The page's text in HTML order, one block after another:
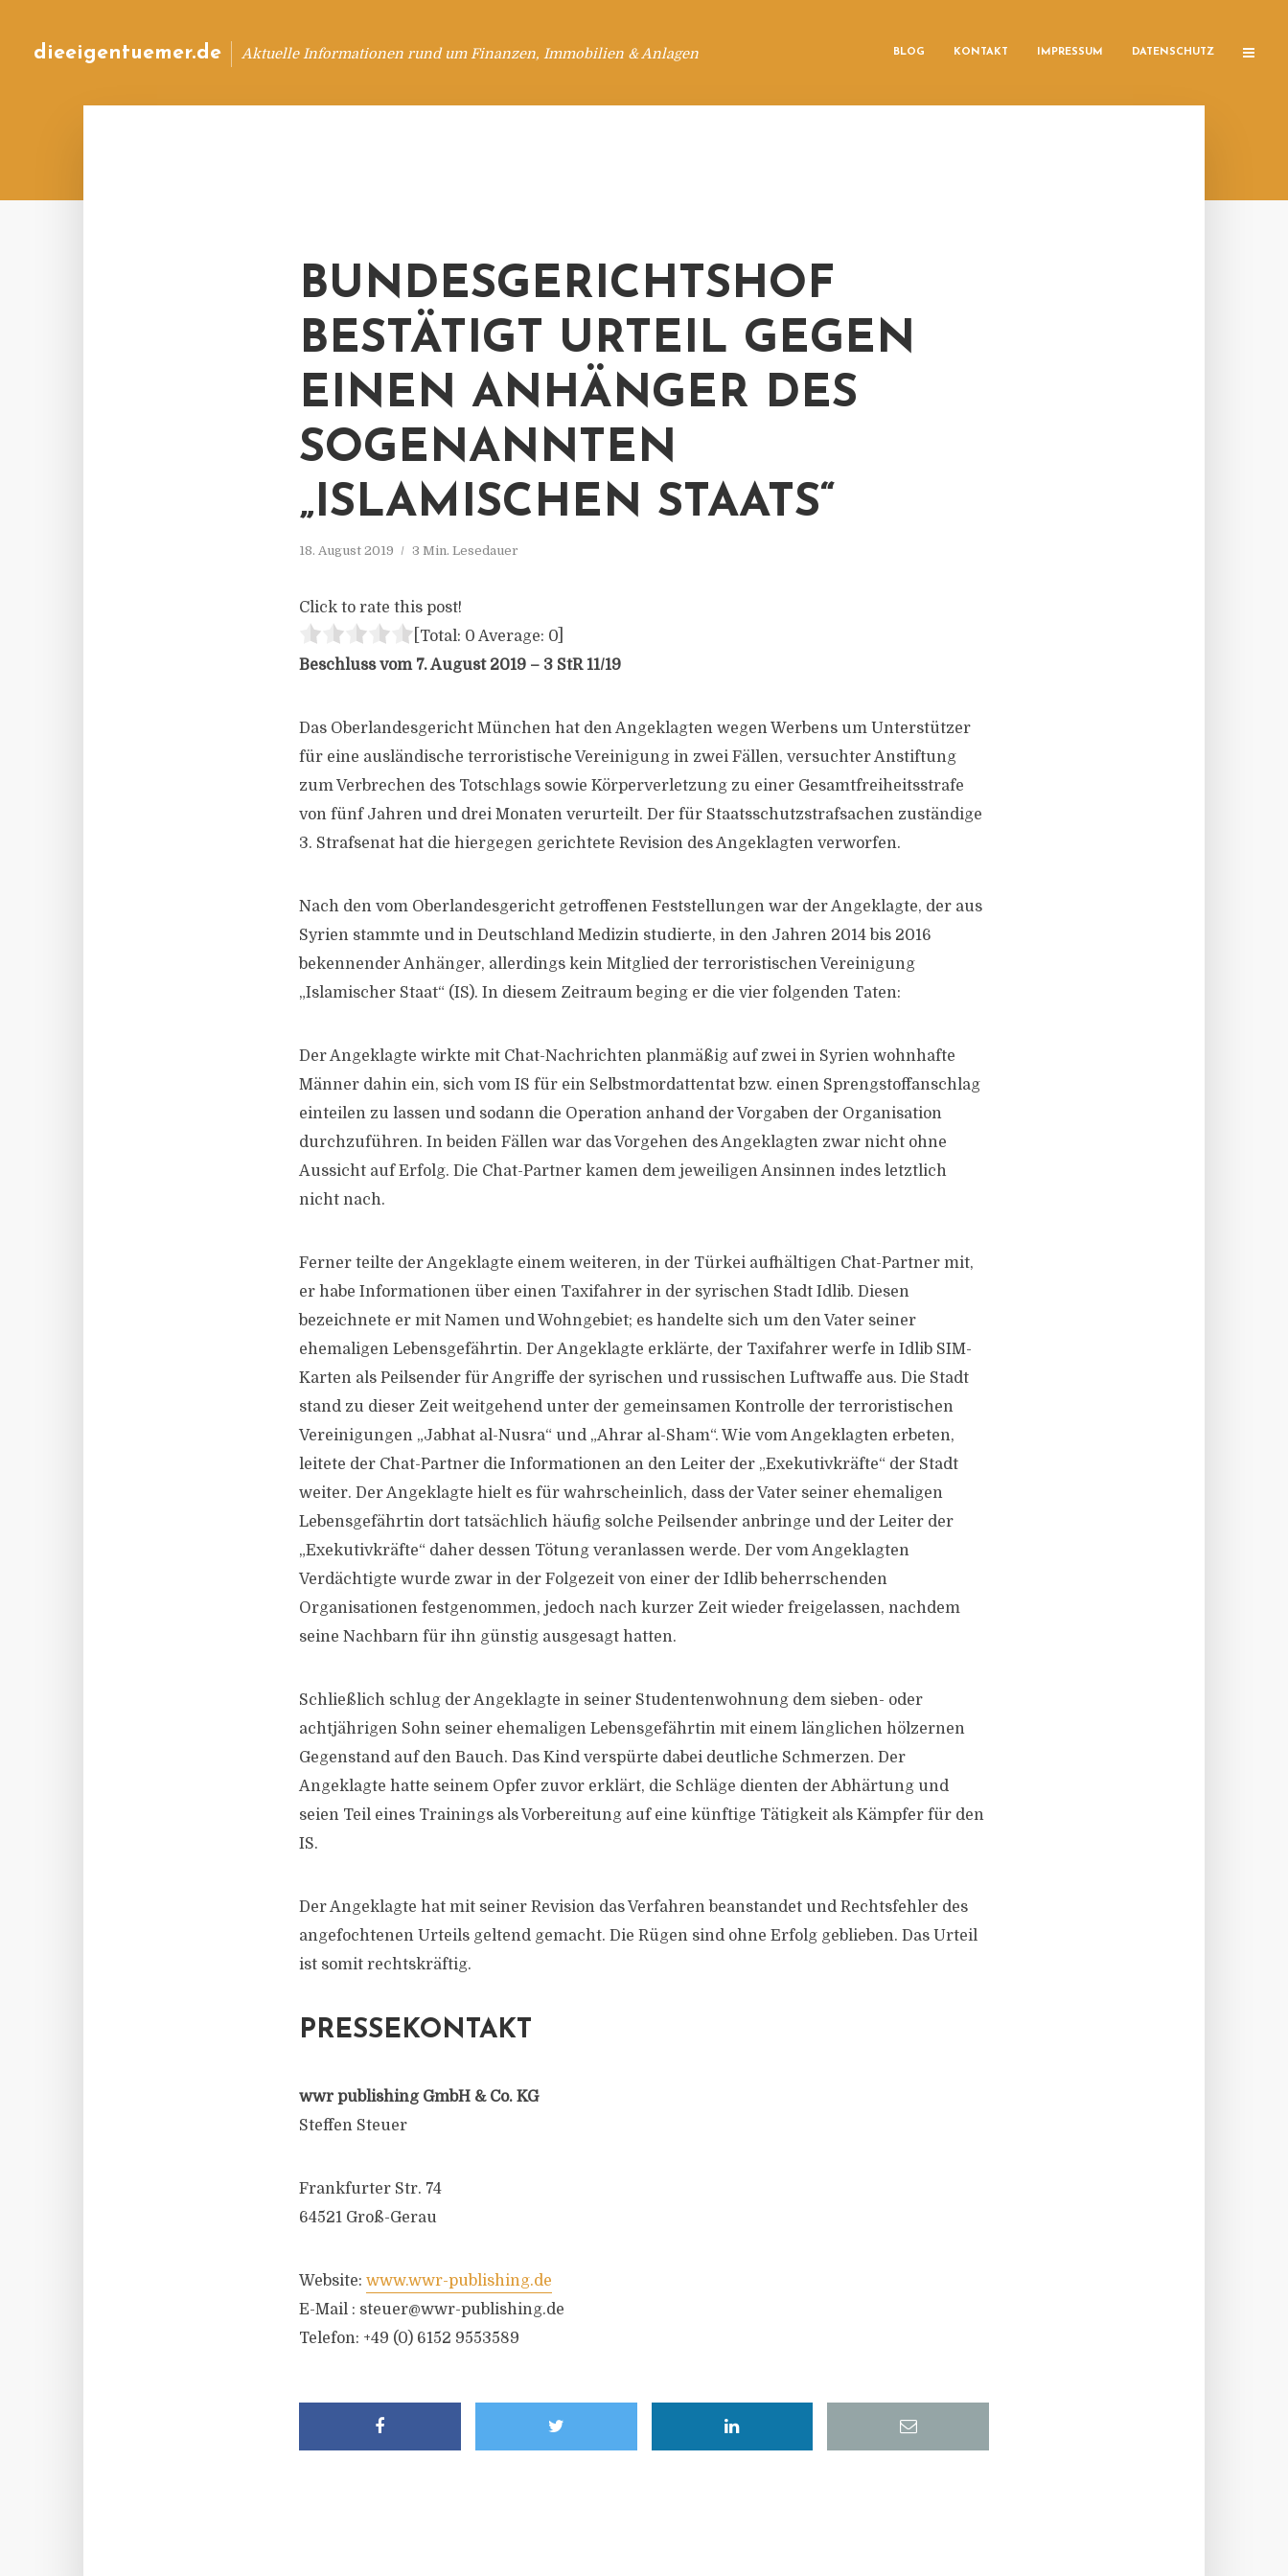
dieeigentuemer.de Aktuelle Informationen rund um Finanzen, Immobilien & Anlagen BLOG KONTAKT IMPRESSUM DATENSCHUTZ
BUNDESGERICHTSHOF
BESTÄTIGT URTEIL GEGEN
EINEN ANHÄNGER DES
SOGENANNTEN
„ISLAMISCHEN STAATS“
18. August 2019 3 Min. Lesedauer
Click to rate this post!
[Total: 0 Average: 0
Beschluss vom 7. August 2019 – 3 StR 11/19
Das Oberlandesgericht München hat den Angeklagten wegen Werbens um Unterstützer
für eine ausländische terroristische Vereinigung in zwei Fällen, versuchter Anstiftung
zum Verbrechen des Totschlags sowie Körperverletzung zu einer Gesamtfreiheitsstrafe
von fünf Jahren und drei Monaten verurteilt. Der für Staatsschutzstrafsachen zuständige
3. Strafsenat hat die hiergegen gerichtete Revision des Angeklagten verworfen.
Nach den vom Oberlandesgericht getroffenen Feststellungen war der Angeklagte, der aus
Syrien stammte und in Deutschland Medizin studierte, in den Jahren 2014 bis 2016
bekennender Anhänger, allerdings kein Mitglied der terroristischen Vereinigung
„Islamischer Staat“ (IS). In diesem Zeitraum beging er die vier folgenden Taten:
Der Angeklagte wirkte mit Chat-Nachrichten planmäßig auf zwei in Syrien wohnhafte
Männer dahin ein, sich vom IS für ein Selbstmordattentat bzw. einen Sprengstoffanschlag
einteilen zu lassen und sodann die Operation anhand der Vorgaben der Organisation
durchzuführen. In beiden Fällen war das Vorgehen des Angeklagten zwar nicht ohne
Aussicht auf Erfolg. Die Chat-Partner kamen dem jeweiligen Ansinnen indes letztlich
nicht nach.
Ferner teilte der Angeklagte einem weiteren, in der Türkei aufhältigen Chat-Partner mit,
er habe Informationen über einen Taxifahrer in der syrischen Stadt Idlib. Diesen
bezeichnete er mit Namen und Wohngebiet; es handelte sich um den Vater seiner
ehemaligen Lebensgefährtin. Der Angeklagte erklärte, der Taxifahrer werfe in Idlib SIM-
Karten als Peilsender für Angriffe der syrischen und russischen Luftwaffe aus. Die Stadt
stand zu dieser Zeit weitgehend unter der gemeinsamen Kontrolle der terroristischen
Vereinigungen „Jabhat al-Nusra“ und „Ahrar al-Sham“. Wie vom Angeklagten erbeten,
leitete der Chat-Partner die Informationen an den Leiter der „Exekutivkräfte“ der Stadt
weiter. Der Angeklagte hielt es für wahrscheinlich, dass der Vater seiner ehemaligen
Lebensgefährtin dort tatsächlich häufig solche Peilsender anbringe und der Leiter der
„Exekutivkräfte“ daher dessen Tötung veranlassen werde. Der vom Angeklagten
Verdächtigte wurde zwar in der Folgezeit von einer der Idlib beherrschenden
Organisationen festgenommen, jedoch nach kurzer Zeit wieder freigelassen, nachdem
seine Nachbarn für ihn günstig ausgesagt hatten.
Schließlich schlug der Angeklagte in seiner Studentenwohnung dem sieben- oder
achtjährigen Sohn seiner ehemaligen Lebensgefährtin mit einem länglichen hölzernen
Gegenstand auf den Bauch. Das Kind verspürte dabei deutliche Schmerzen. Der
Angeklagte hatte seinem Opfer zuvor erklärt, die Schläge dienten der Abhärtung und
seien Teil eines Trainings als Vorbereitung auf eine künftige Tätigkeit als Kämpfer für den
IS.
Der Angeklagte hat mit seiner Revision das Verfahren beanstandet und Rechtsfehler des
angefochtenen Urteils geltend gemacht. Die Rügen sind ohne Erfolg geblieben. Das Urteil
ist somit rechtskräftig.
PRESSEKONTAKT
wwr publishing GmbH & Co. KG
Steffen Steuer
Frankfurter Str. 74
64521 Groß-Gerau
Website: www.wwr-publishing.de
E-Mail : steuer@wwr-publishing.de
Telefon: +49 (0) 6152 9553589